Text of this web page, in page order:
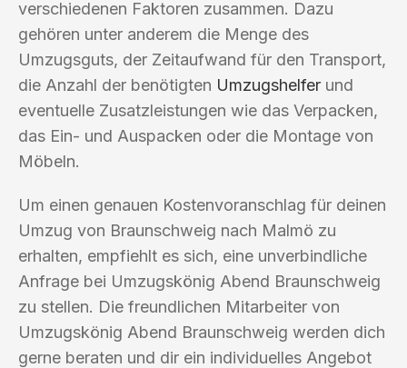
verschiedenen Faktoren zusammen. Dazu
gehören unter anderem die Menge des
Umzugsguts, der Zeitaufwand für den Transport,
die Anzahl der benötigten Umzugshelfer und
eventuelle Zusatzleistungen wie das Verpacken,
das Ein- und Auspacken oder die Montage von
Möbeln.
Um einen genauen Kostenvoranschlag für deinen
Umzug von Braunschweig nach Malmö zu
erhalten, empfiehlt es sich, eine unverbindliche
Anfrage bei Umzugskönig Abend Braunschweig
zu stellen. Die freundlichen Mitarbeiter von
Umzugskönig Abend Braunschweig werden dich
gerne beraten und dir ein individuelles Angebot